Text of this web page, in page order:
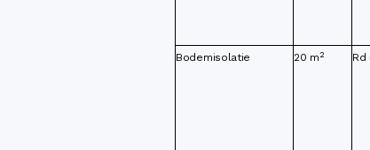
Bodemisolatie 20 m 2 Rd